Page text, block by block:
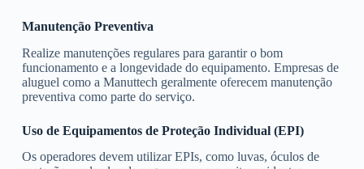
Manutenção Preventiva
Realize manutenções regulares para garantir o bom
funcionamento e a longevidade do equipamento. Empresas de
aluguel como a Manuttech geralmente oferecem manutenção
preventiva como parte do serviço.
Uso de Equipamentos de Proteção Individual (EPI)
Os operadores devem utilizar EPIs, como luvas, óculos de